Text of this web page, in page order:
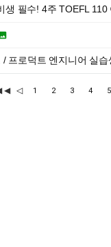
생 필수! 4주 TOEFL
프로덕트 엔지니어 실
◁ 1 2 3 4